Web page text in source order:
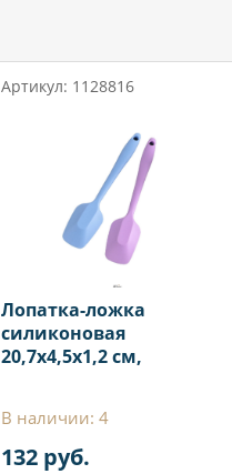
Артикул: 1128816
Лопатка-ложка
силиконовая
20,7x4,5x1,2 см,
В наличии: 4
132 руб.